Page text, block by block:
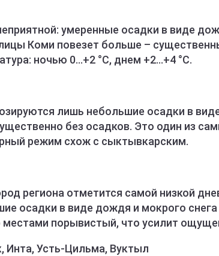
умеренные осадки в виде
Коми повезет больше –
ночью 0…+2 °C, днем +2…+4 °C.
лишь небольшие осадки в
без осадков. Это один из
режим схож с сыктывкарским.
региона отметится самой низкой
осадки в виде дождя и мокрого снега
местами порывистый, что усилит
Инта, Усть-Цильма, Вуктыл